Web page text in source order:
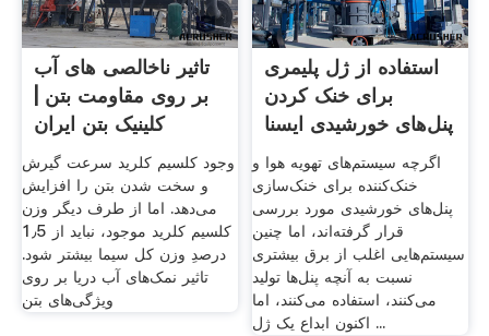
تاثیر ناخالصی های آب
بر روی مقاومت بتن |
کلینیک بتن ایران
وجود کلسیم کلرید سرعت گیرش
و سخت شدن بتن را افزایش
می‌دهد. اما از طرف دیگر وزن
کلسیم کلرید موجود، نباید از 1٫5
درصدِ وزن کل سیما بیشتر شود.
تاثیر نمک‌های آب دریا بر روی
ویژگی‌های بتن
استفاده از ژل پلیمری
برای خنک کردن
پنل‌های خورشیدی ایسنا
اگرچه سیستم‌های تهویه هوا و
خنک‌کننده برای خنک‌سازی
پنل‌های خورشیدی مورد بررسی
قرار گرفته‌اند، اما چنین
سیستم‌هایی اغلب از برق بیشتری
نسبت به آنچه پنل‌ها تولید
می‌کنند، استفاده می‌کنند، اما
اکنون ابداع یک ژل ...